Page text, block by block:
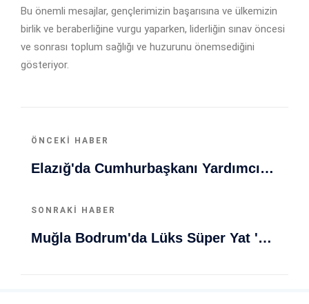
Bu önemli mesajlar, gençlerimizin başarısına ve ülkemizin
birlik ve beraberliğine vurgu yaparken, liderliğin sınav öncesi
ve sonrası toplum sağlığı ve huzurunu önemsediğini
gösteriyor.
ÖNCEKI HABER
Elazığ'da Cumhurbaşkanı Yardımcısı Yılmaz'dan Güçlü Türkiye Vurgusu
SONRAKI HABER
Muğla Bodrum'da Lüks Süper Yat 'Golden Odyssey' Demirledi